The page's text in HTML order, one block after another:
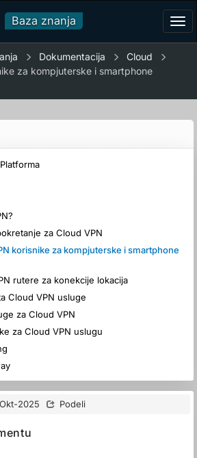
Baza znanja
Dokumentacija
Cloud
za kompjuterske i smartphone
za Cloud VPN
korisnike za kompjuterske i smartphone
rutere za konekcije lokacija
Cloud VPN usluge
za Cloud VPN
za Cloud VPN uslugu
2025 Podeli